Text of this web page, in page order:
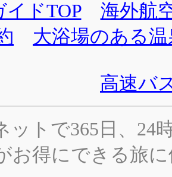
ドTOP
海外航
大浴場のある
高速バ
ットで365日、24
お得にできる旅